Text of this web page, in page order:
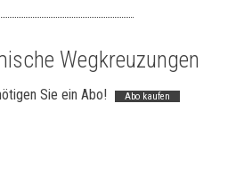
Wegkreuzungen
Sie ein Abo!
Abo kaufen